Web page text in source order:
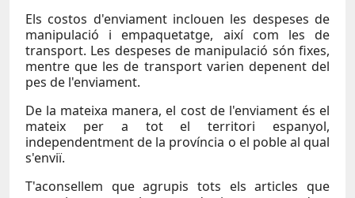
Els costos d'enviament inclouen les despeses de
manipulació i empaquetatge, així com les de
transport. Les despeses de manipulació són fixes,
mentre que les de transport varien depenent del
pes de l'enviament.
De la mateixa manera, el cost de l'enviament és el
mateix per a tot el territori espanyol,
independentment de la província o el poble al qual
s'enviï.
T'aconsellem que agrupis tots els articles que